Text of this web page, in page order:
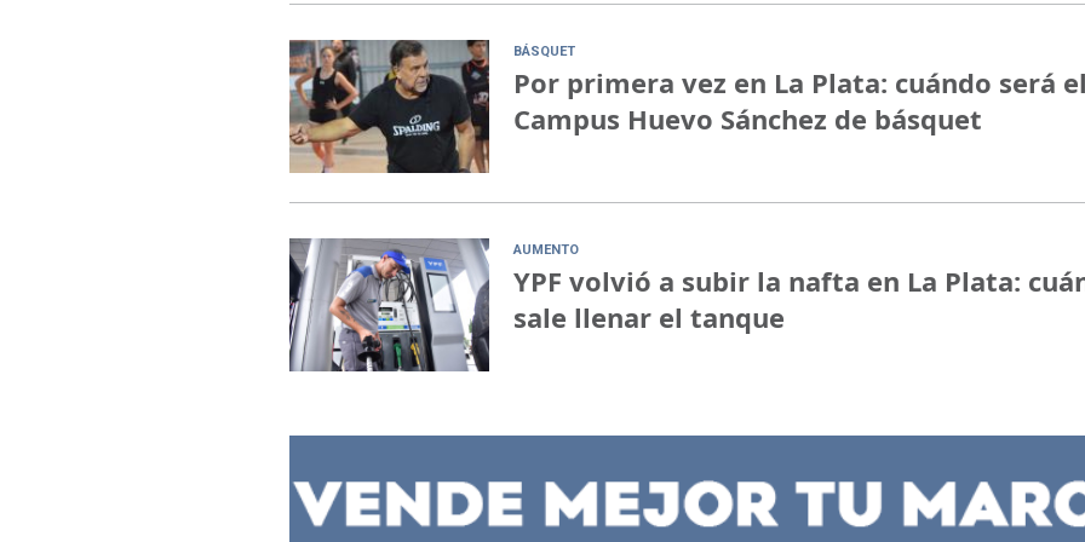
BÁSQUET
Por primera vez en La Plata: cuándo será el
Campus Huevo Sánchez de básquet
AUMENTO
YPF volvió a subir la nafta en La Plata:
sale llenar el tanque